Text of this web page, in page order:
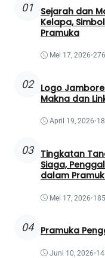
01
Sejarah dan
Kelapa,
Pramuka
Mei 17, 2026•
02
Logo
Makna dan
April 19, 2026•
03
Tingkatan
Siaga,
dalam
Mei 17, 2026•
04 Pramuka
Juni 10, 2026•